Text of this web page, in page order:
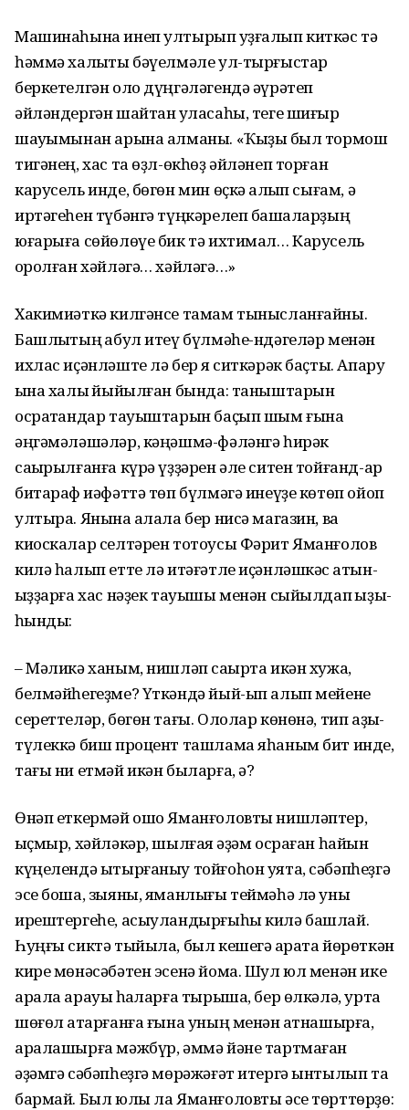
Машинаһына инеп ултырып ҡуҙғалып киткәс тә
һәммә халыҡты бәүелмәле ул-тырғыстар
беркетелгән оло дүңгәләгендә әүрәтеп
әйләндергән шайтан ҡуласаһы, теге шиғыр
шауҡымынан арына алманы. «Ҡыҙыҡ был тормош
тигәнең, хас та өҙл-өкһөҙ әйләнеп торған
карусель инде, бөгөн мин өҫкә ҡалҡып сығам, ә
иртәгеһен түбәнгә түңкәрелеп башҡаларҙың
юғарыға сөйөлөүе бик тә ихтимал… Карусель
ҡоролған хәйләгә… хәйләгә…»
Хакимиәткә килгәнсе тамам тынысланғайны.
Башлыҡтың ҡабул итеү бүлмәһе-ндәгеләр менән
ихлас иҫәнләште лә бер яҡ ситкәрәк баҫты. Апаруҡ
ҡына халыҡ йыйылған бында: таныштарын
осратҡандар тауыштарын баҫып шым ғына
әңгәмәләшәләр, кәңәшмә-фәләнгә һирәк
саҡырылғанға күрә үҙҙәрен әле ситен тойғанд-ар
битараф ҡиәфәттә төп бүлмәгә инеүҙе көтөп ойоп
ултыра. Янына ҡалала бер нисә магазин, ваҡ
киоскалар селтәрен тотоусы Фәрит Яманғолов
килә һалып етте лә итәғәтле иҫәнләшкәс ҡатын-
ҡыҙҙарға хас нәҙек тауышы менән сыйылдап ҡыҙы-
ҡһынды:
– Мәликә ханым, нишләп саҡырта икән хужа,
белмәйһегеҙме? Үткәндә йый-ып алып мейене
сереттеләр, бөгөн тағы. Ололар көнөнә, тип аҙыҡ-
түлеккә биш процент ташлама яһаным бит инде,
тағы ни етмәй икән быларға, ә?
Өнәп еткермәй ошо Яманғоловты нишләптер,
ҡыҫмыр, хәйләкәр, шылғаяҡ әҙәм осраған һайын
күңелендә ытырғаныу тойғоһон уята, сәбәпһеҙгә
эсе боша, зыяны, яманлығы теймәһә лә уны
ирештергеһе, асыуландырғыһы килә башлай.
Һуңғы сиктә тыйыла, был кешегә ҡарата йөрөткән
кире мөнәсәбәтен эсенә йома. Шул юл менән ике
арала арауыҡ һаҡларға тырыша, бер өлкәлә, уртаҡ
шөғөл атҡарғанға ғына уның менән ҡатнашырға,
аралашырға мәжбүр, әммә йәне тартмаған
әҙәмгә сәбәпһеҙгә мөрәжәғәт итергә ынтылып та
бармай. Был юлы ла Яманғоловты әсе төрттөрҙө: